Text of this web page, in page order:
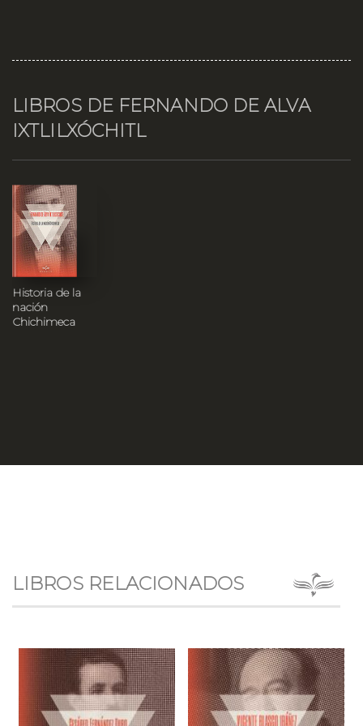
LIBROS DE FERNANDO DE ALVA
IXTLILXÓCHITL
Historia de la
nación
Chichimeca
LIBROS RELACIONADOS